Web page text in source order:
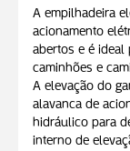
A empilhadeira
acionamento
abertos e é ideal
caminhões e
A elevação do
alavanca de
hidráulico para
interno de